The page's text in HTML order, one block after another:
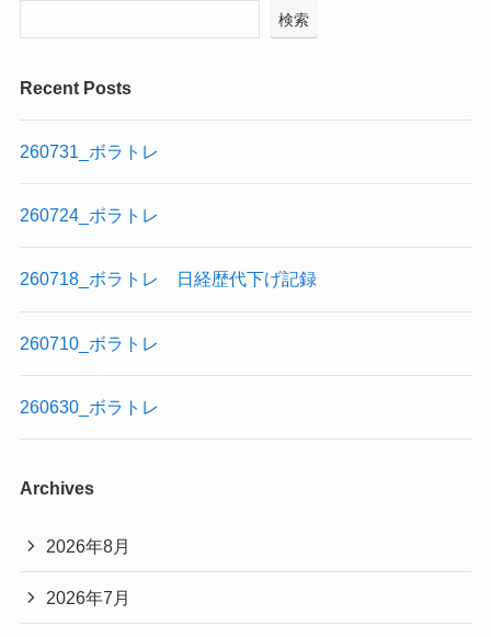
検索
Recent Posts
260731_ボラトレ
260724_ボラトレ
260718_ボラトレ 日経歴代下げ記録
260710_ボラトレ
260630_ボラトレ
Archives
2026年8月
2026年7月